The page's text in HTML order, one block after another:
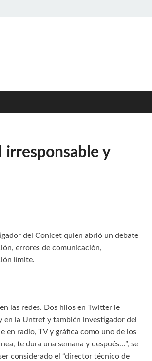
irresponsable y
del Conicet quien abrió un debate
errores de comunicación,
límite.
las redes. Dos hilos en Twitter le
en la Untref y también investigador del
en radio, TV y gráfica como uno de los
te dura una semana y después…”, se
considerado el “director técnico de